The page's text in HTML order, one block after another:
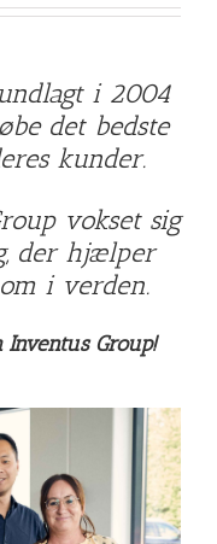
i 2004
det bedste
kunder.
vokset sig
der hjælper
i verden.
Group!